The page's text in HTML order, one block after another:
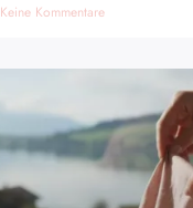
Keine Kommentare